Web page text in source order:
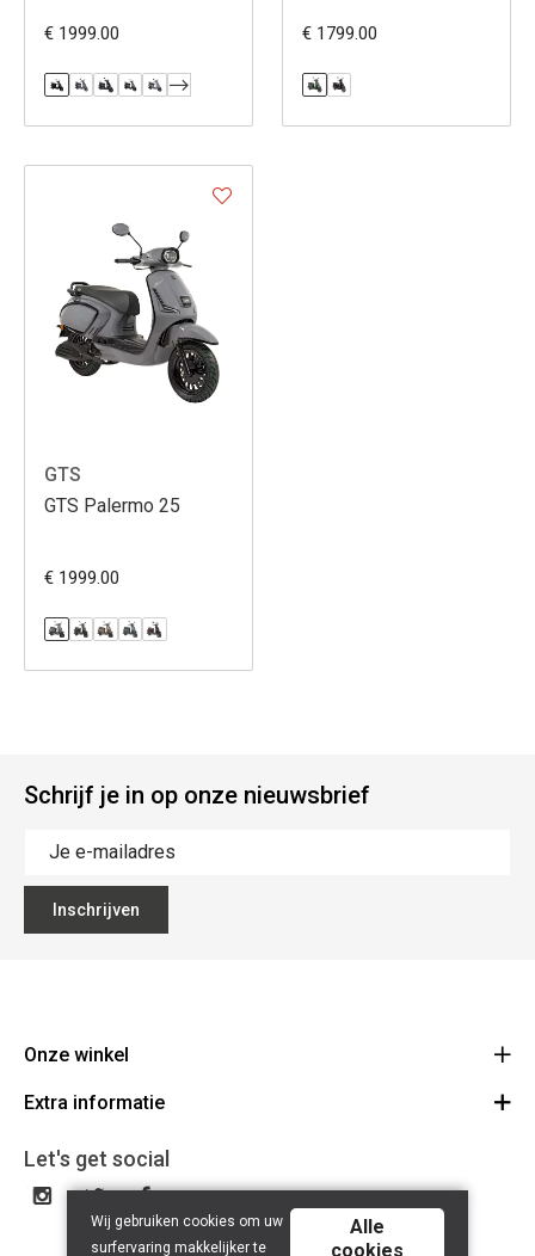
€ 1999.00 € 1799.00
GTS
GTS Palermo 25
€ 1999.00
Schrijf je in op onze nieuwsbrief
Inschrijven
Onze winkel
Lippenslaan 12
Route
Tel: +32 50 62 83 43
BE 0464.125.105
Extra informatie
Algemene Voorwaarden
Privacy Policy
Let's get social
Wij gebruiken cookies om uw
surfervaring makkelijker te
Alle
cookies